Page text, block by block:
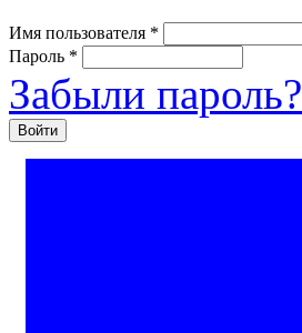
Имя пользователя *
Пароль *
Забыли пароль?